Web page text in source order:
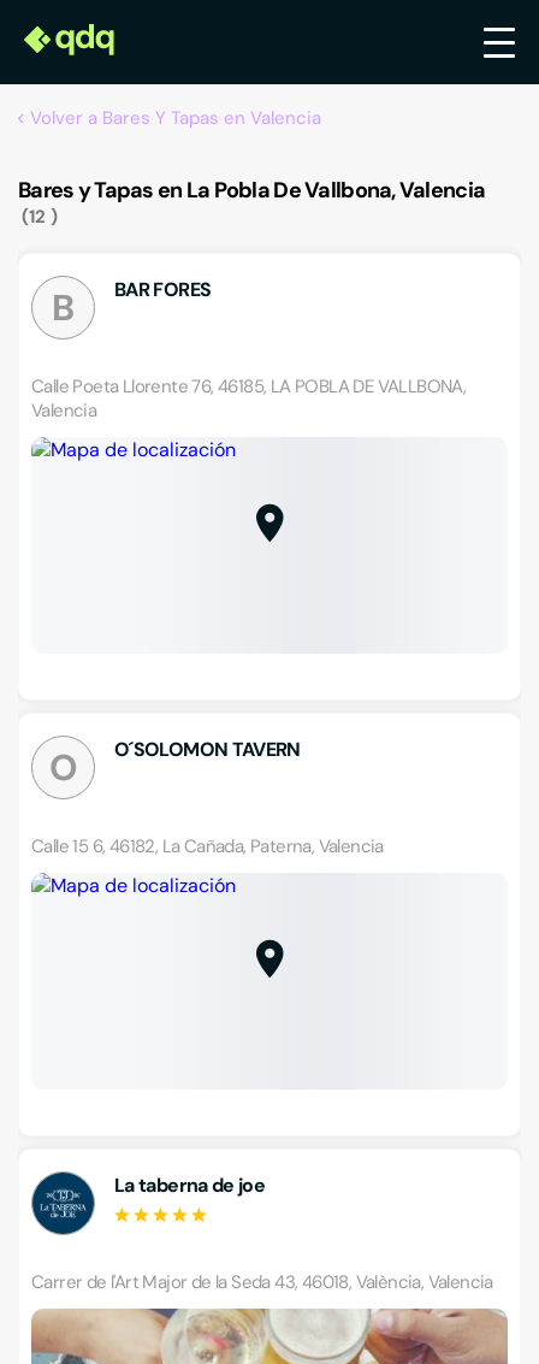
Volver a Bares Y Tapas en Valencia
Bares y Tapas en La Pobla De Vallbona, Valencia
12
B BAR FORES
Calle Poeta Llorente 76, 46185, LA POBLA DE VALLBONA,
Valencia
O O´SOLOMON TAVERN
Calle 15 6, 46182, La Cañada, Paterna, Valencia
La taberna de joe
Carrer de l'Art Major de la Seda 43, 46018, València, Valencia